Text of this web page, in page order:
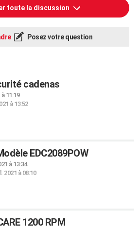
toute la discussion
Posez votre question
cadenas
11:19
à 13:52
EDC2089POW
à 13:34
2021 à 08:10
1200 RPM